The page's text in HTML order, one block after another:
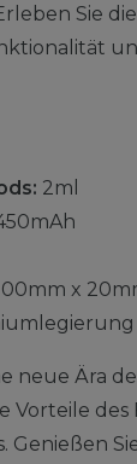
Sie
2ml
x
neue Ära
Vorteile des
Genießen